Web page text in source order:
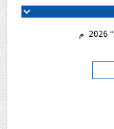
2026 م